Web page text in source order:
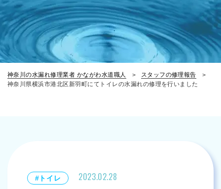
神奈川の水漏れ修理業者 かながわ水道職人
スタッフの修理報告
神奈川県横浜市港北区新羽町にてトイレの水漏れの修理を行いました
#トイレ 2023.02.28